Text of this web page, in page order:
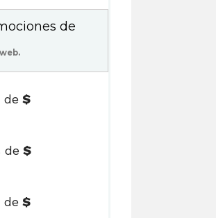
de
de $
de $
de $